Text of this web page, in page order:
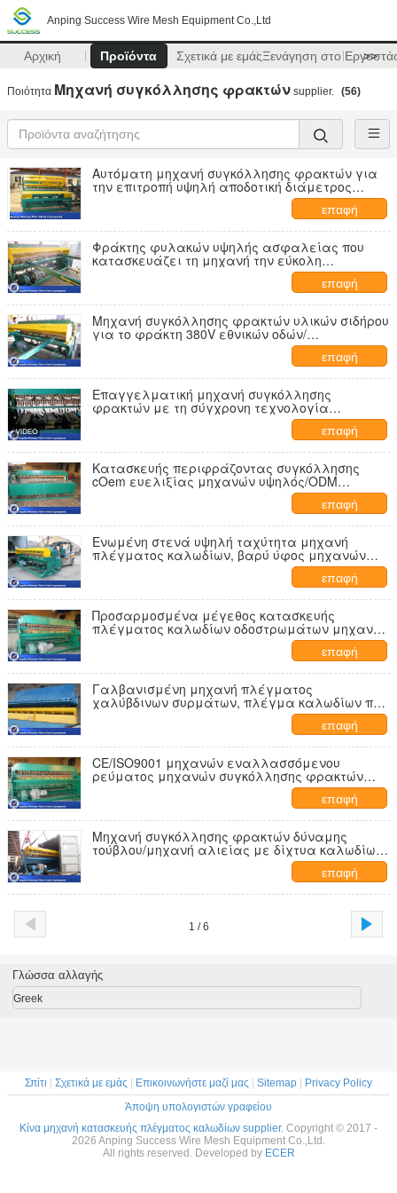
Anping Success Wire Mesh Equipment Co.,Ltd
Αρχική Προϊόντα Σχετικά με εμάςΞενάγηση στο >>
Ποιότητα Μηχανή συγκόλλησης φρακτών supplier. (56)
Αυτόματη μηχανή συγκόλλησης φρακτών για
την επιτροπή υψηλή αποδοτική διάμετρος
επαφή
Φράκτης φυλακών υψηλής ασφαλείας που
κατασκευάζει τη μηχανή την εύκολη
επαφή
Μηχανή συγκόλλησης φρακτών υλικών σιδήρου
για το φράκτη 380V εθνικών οδών/
επαφή
Επαγγελματική μηχανή συγκόλλησης
φρακτών με τη σύγχρονη τεχνολογία
επαφή
Κατασκευής περιφράζοντας συγκόλλησης
cOem ευελιξίας μηχανών υψηλός/ODM
επαφή
Ενωμένη στενά υψηλή ταχύτητα μηχανή
πλέγματος καλωδίων, βαρύ ύφος μηχανών
επαφή
Προσαρμοσμένα μέγεθος κατασκευής
πλέγματος καλωδίων οδοστρωμάτων μηχανή/
επαφή
Γαλβανισμένη μηχανή πλέγματος
χαλύβδινων συρμάτων, πλέγμα καλωδίων που
κατασκευάζει τη μηχανή 60 φορές
επαφή
CE/ISO9001 μηχανών εναλλασσόμενου
ρεύματος μηχανών συγκόλλησης φρακτών
επαφή
Μηχανή συγκόλλησης φρακτών δύναμης
τούβλου/μηχανή αλιείας με δίχτυα καλωδίων
επαφή
1 / 6
Γλώσσα αλλαγής
Greek
Σπίτι Σχετικά με εμάς Επικοινωνήστε μαζί μας Sitemap
Privacy Policy
Άποψη υπολογιστών γραφείου
Κίνα μηχανή κατασκευής πλέγματος καλωδίων supplier. Copyright © 2017 -
2026 Anping Success Wire Mesh Equipment Co.,Ltd.
All rights reserved. Developed by ECER